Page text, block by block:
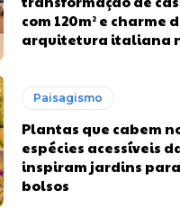
com 120m² e charme
arquitetura italiana
Paisagismo
Plantas que cabem
espécies acessíveis da
inspiram jardins
bolsos